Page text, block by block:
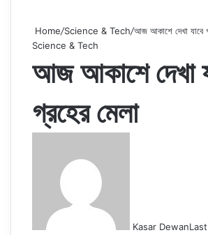
Home/Science & Tech/আজ আকাশে দেখা যাবে
Science & Tech
আজ আকাশে দেখা
গ্রহের মেলা
Kasar Dewan